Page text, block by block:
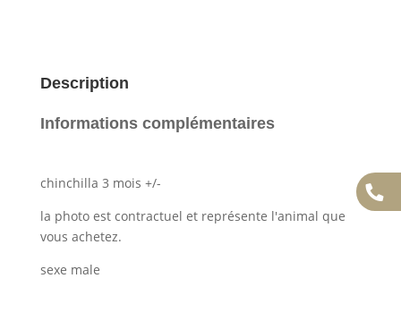
Description
Informations complémentaires
chinchilla 3 mois +/-
la photo est contractuel et représente l'animal que
vous achetez.
sexe male